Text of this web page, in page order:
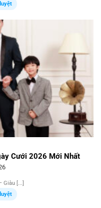
Cưới 2026 Mới Nhất
Giàu [...]